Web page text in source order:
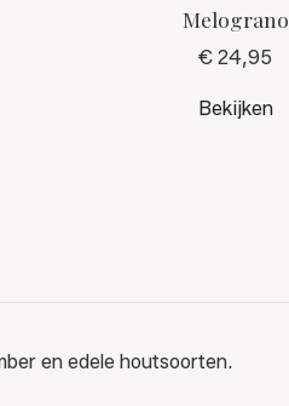
Melograno
€ 24,95
Bekijken
en edele houtsoorten.